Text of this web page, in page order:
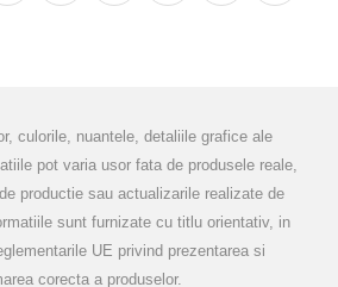
culorile, nuantele, detaliile grafice ale
pot varia usor fata de produsele reale,
productie sau actualizarile realizate de
sunt furnizate cu titlu orientativ, in
UE privind prezentarea si
corecta a produselor.